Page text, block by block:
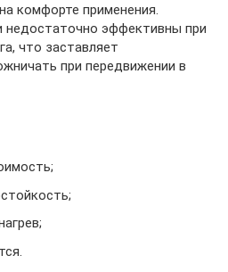
комфорте применения.
недостаточно эффективны при
что заставляет
при передвижении в